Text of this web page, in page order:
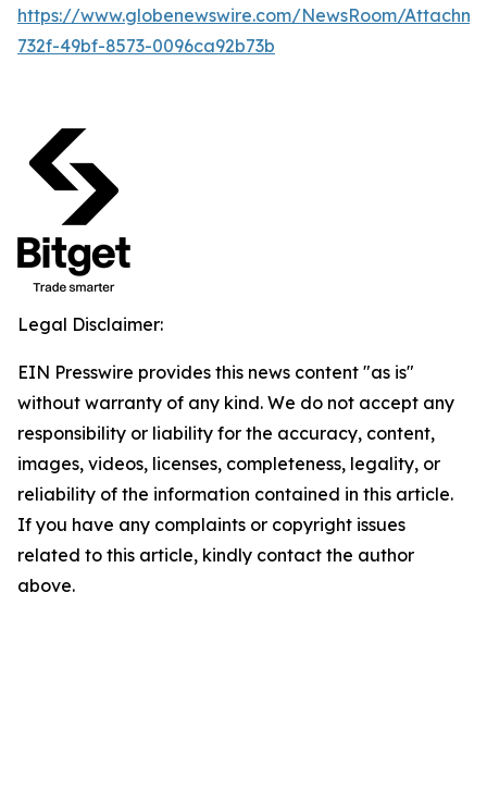
https://www.globenewswire.com/NewsRoom/
732f-49bf-8573-0096ca92b73b
Legal Disclaimer:
EIN Presswire provides this news content "as is"
without warranty of any kind. We do not accept any
responsibility or liability for the accuracy, content,
images, videos, licenses, completeness, legality, or
reliability of the information contained in this article.
If you have any complaints or copyright issues
related to this article, kindly contact the author
above.